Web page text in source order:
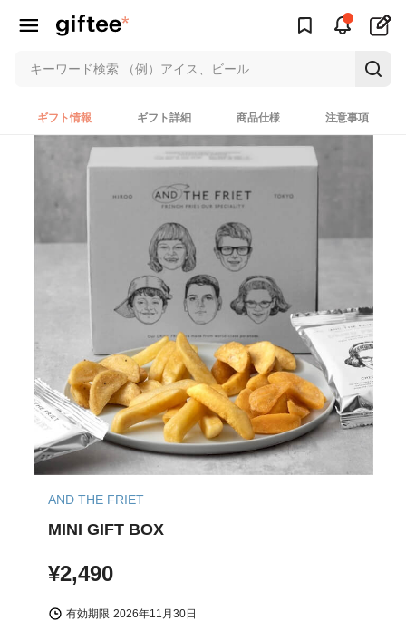
ギフト情報 ギフト詳細 商品仕様 注意事項
AND THE FRIET
MINI GIFT BOX
¥2,490
有効期限 2026年11月30日